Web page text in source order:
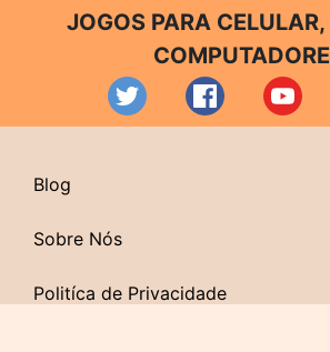
JOGOS PARA CELULAR,
Blog
Sobre Nós
Politíca de Privacidade